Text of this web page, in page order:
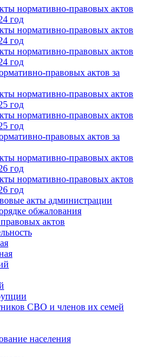
нормативно-правовых актов
год
нормативно-правовых актов
год
нормативно-правовых актов
год
правовых актов за
нормативно-правовых актов
год
нормативно-правовых актов
год
правовых актов за
нормативно-правовых актов
год
нормативно-правовых актов
год
акты администрации
обжалования
актов
СВО и членов их семей
населения